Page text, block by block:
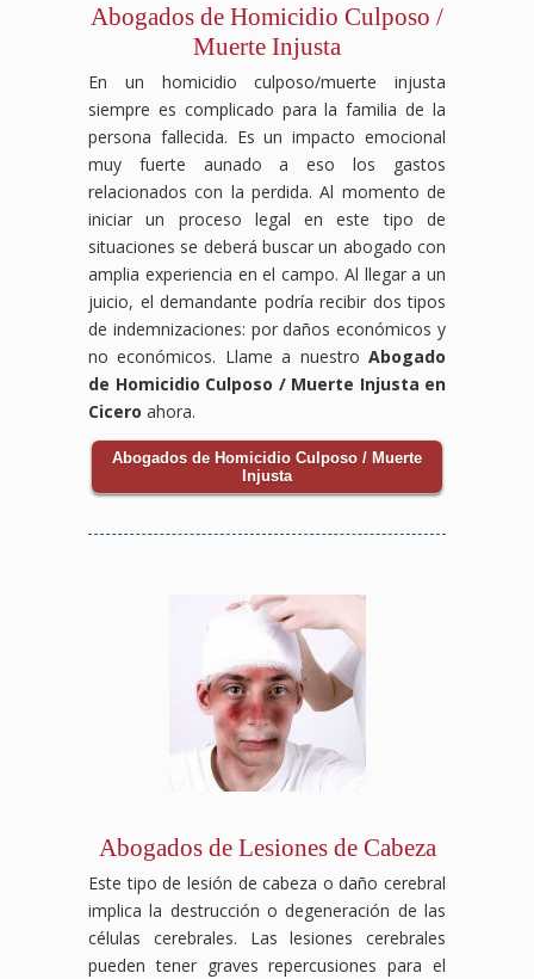
Abogados de Homicidio Culposo /
Muerte Injusta
En un homicidio culposo/muerte injusta
siempre es complicado para la familia de la
persona fallecida. Es un impacto emocional
muy fuerte aunado a eso los gastos
relacionados con la perdida. Al momento de
iniciar un proceso legal en este tipo de
situaciones se deberá buscar un abogado con
amplia experiencia en el campo. Al llegar a un
juicio, el demandante podría recibir dos tipos
de indemnizaciones: por daños económicos y
no económicos. Llame a nuestro Abogado
de Homicidio Culposo / Muerte Injusta en
Cicero ahora.
Abogados de Homicidio Culposo / Muerte
Injusta
Abogados de Lesiones de Cabeza
Este tipo de lesión de cabeza o daño cerebral
implica la destrucción o degeneración de las
células cerebrales. Las lesiones cerebrales
pueden tener graves repercusiones para el